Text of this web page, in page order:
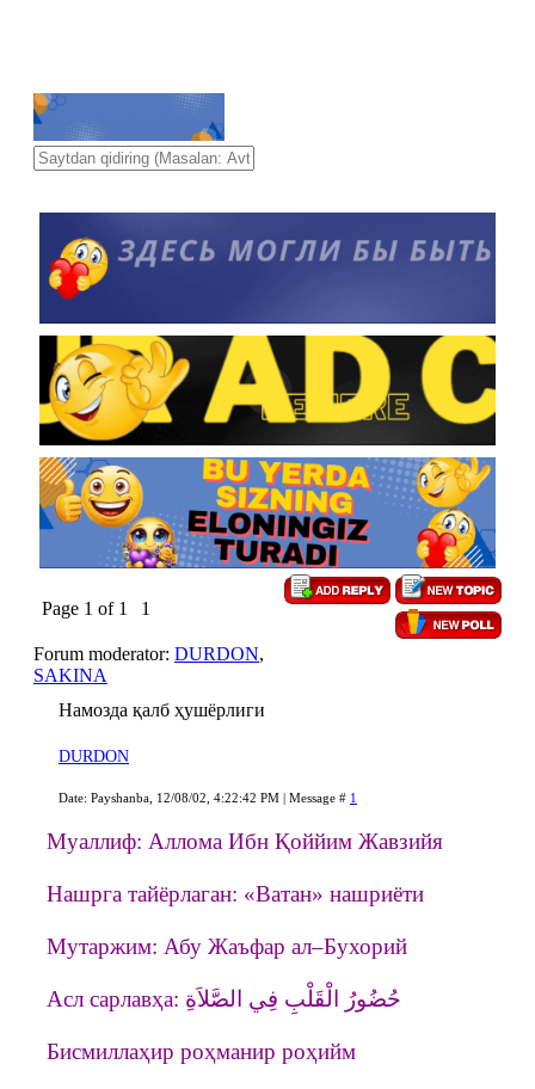
Page 1 of 1 1
Forum moderator: DURDON,
SAKINA
Намозда қалб ҳушёрлиги
DURDON
Date: Payshanba, 12/08/02, 4:22:42 PM | Message # 1
Муаллиф: Аллома Ибн Қоййим Жавзийя
Нашрга тайёрлаган: «Ватан» нашриёти
Мутаржим: Абу Жаъфар ал–Бухорий
Асл сарлавҳа: حُضُورُ الْقَلْبِ فِي الصَّلاَةِ
Бисмиллаҳир роҳманир роҳийм